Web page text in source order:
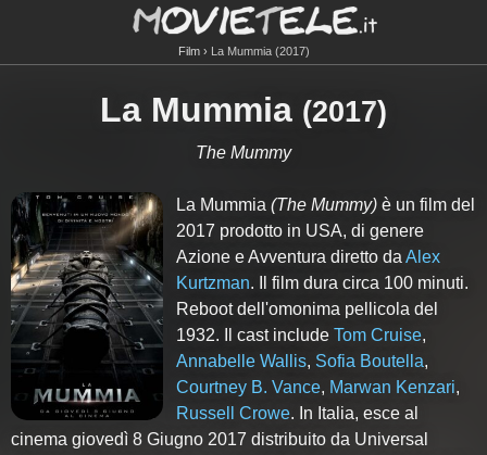
Film La Mummia (2017)
La Mummia (2017)
The Mummy
La Mummia(The Mummy) è un film del
2017 prodotto in USA, di genere
Azione e Avventura diretto daAlex
Kurtzman. Il film dura circa 100 minuti.
Reboot dell'omonima pellicola del
1932. Il cast includeTom Cruise,
Annabelle Wallis, Sofia Boutella,
Courtney B. Vance, Marwan Kenzari,
Russell Crowe. In Italia, esce al
cinema giovedì 8 Giugno 2017 distribuito da Universal